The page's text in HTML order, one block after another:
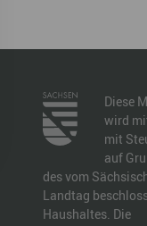
Diese
wird
mit
auf
des vom
Landtag
Haushaltes. Die